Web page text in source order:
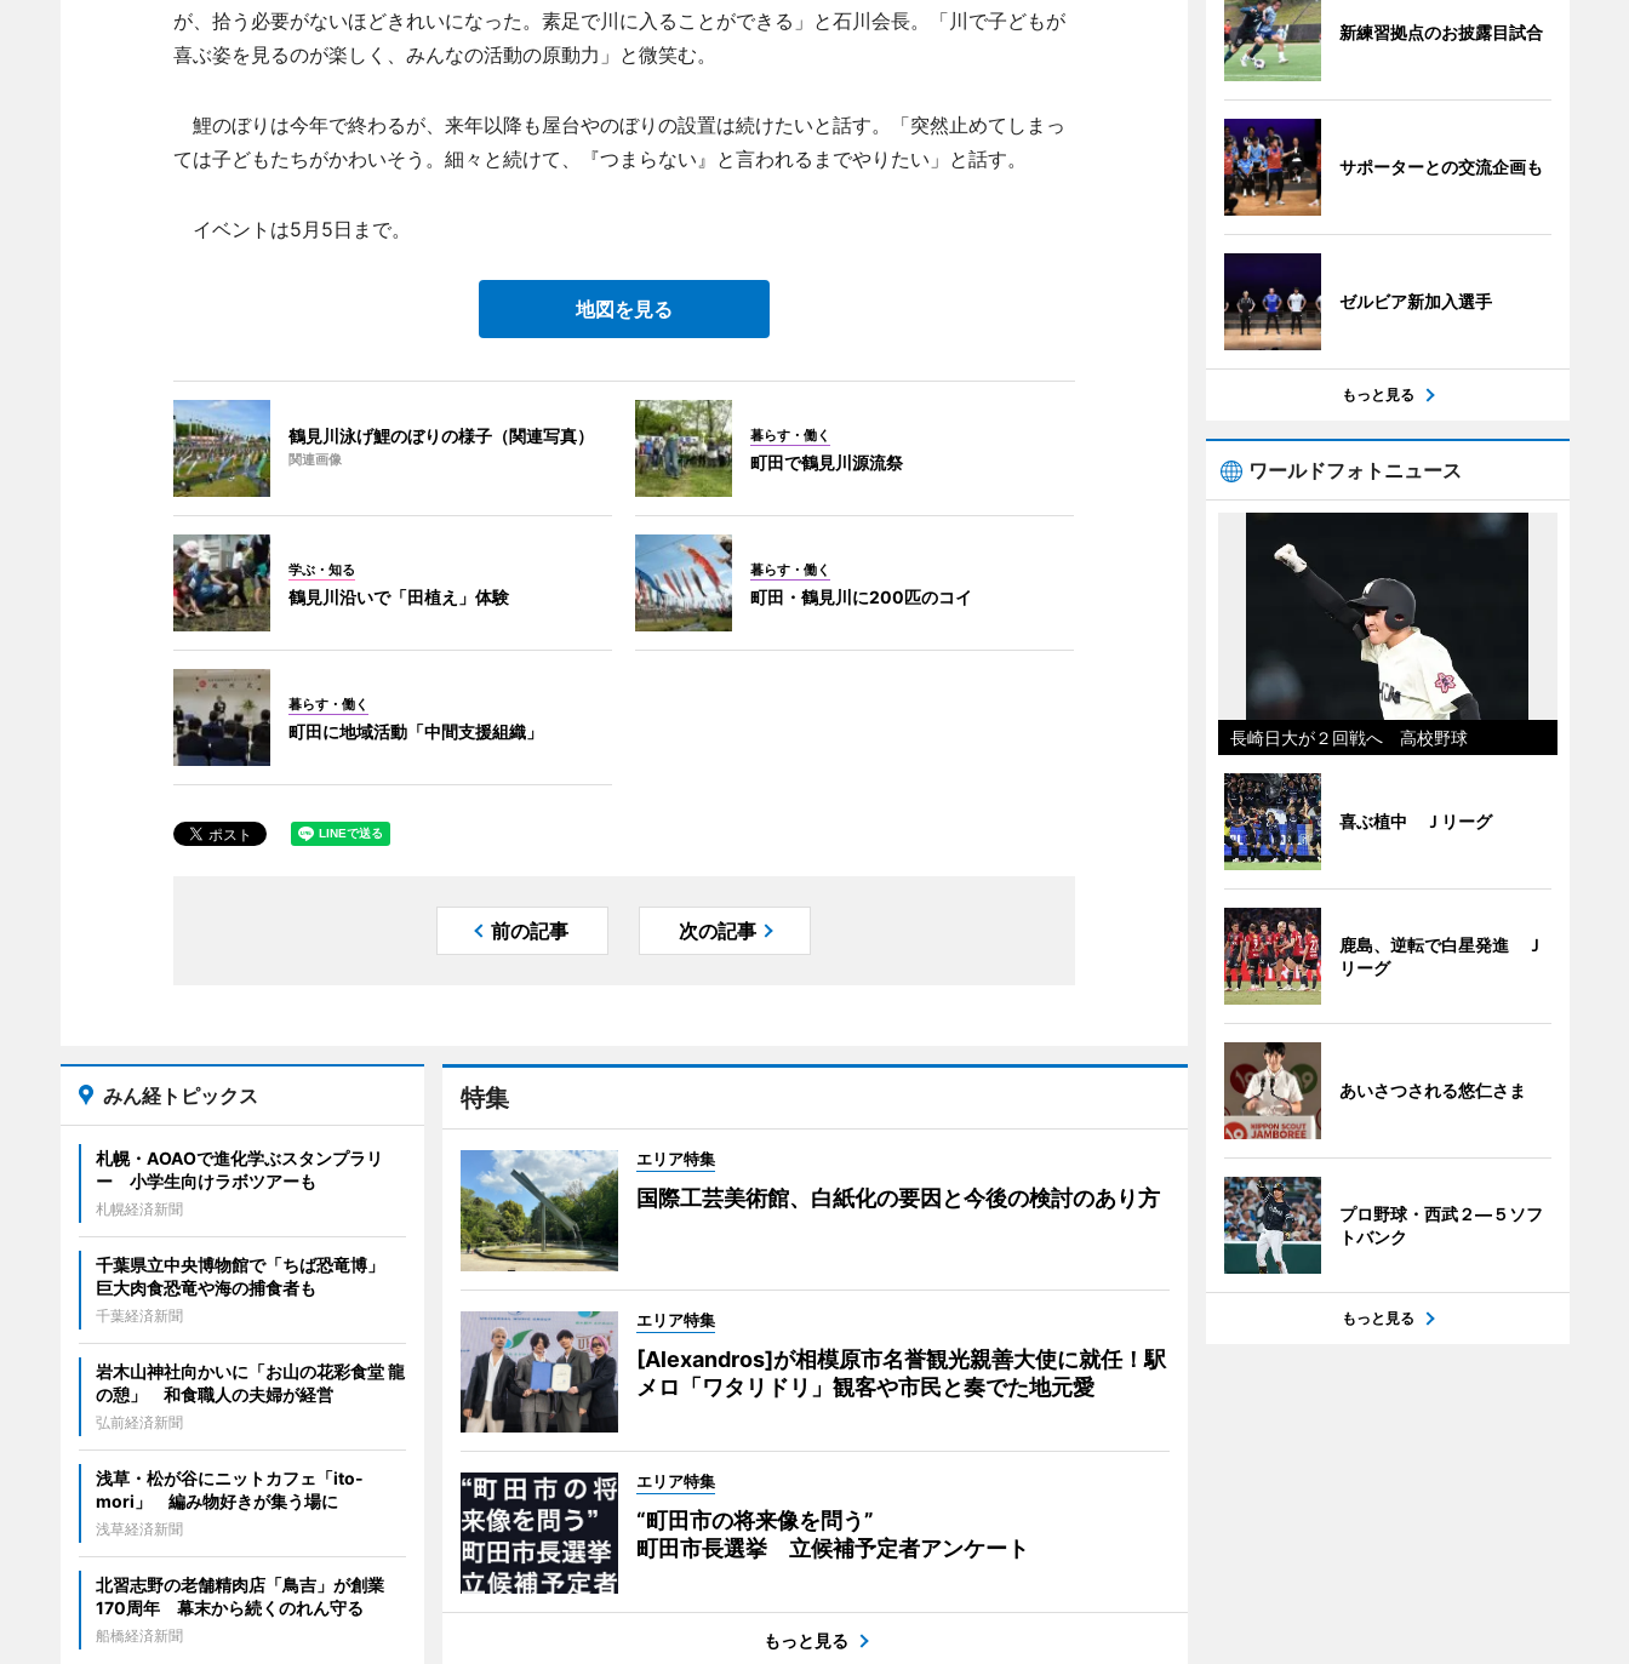
が、拾う必要がないほどきれいになった。素足で川に入ることができる」と石川会長。「川で子どもが
喜ぶ姿を見るのが楽しく、みんなの活動の原動力」と微笑む。
鯉のぼりは今年で終わるが、来年以降も屋台やのぼりの設置は続けたいと話す。「突然止めてしまっ
ては子どもたちがかわいそう。細々と続けて、『つまらない』と言われるまでやりたい」と話す。
イベントは5月5日まで。
地図を見る
鶴見川泳げ鯉のぼりの様子（関連写真）
関連画像
暮らす・働く
町田で鶴見川源流祭
学ぶ・知る
鶴見川沿いで「田植え」体験
暮らす・働く
町田・鶴見川に200匹のコイ
暮らす・働く
町田に地域活動「中間支援組織」
前の記事 次の記事
特集
エリア特集
国際工芸美術館、白紙化の要因と今後の検討のあり方
エリア特集
[Alexandros]が相模原市名誉観光親善大使に就任！駅
メロ「ワタリドリ」観客や市民と奏でた地元愛
エリア特集
“町田市の将来像を問う”
町田市長選挙 立候補予定者アンケート
もっと見る
みん経トピックス
札幌・AOAOで進化学ぶスタンプラリ
ー 小学生向けラボツアーも
札幌経済新聞
千葉県立中央博物館で「ちば恐竜博」
巨大肉食恐竜や海の捕食者も
千葉経済新聞
岩木山神社向かいに「お山の花彩食堂 龍
の憩」 和食職人の夫婦が経営
弘前経済新聞
浅草・松が谷にニットカフェ「ito-
mori」 編み物好きが集う場に
浅草経済新聞
北習志野の老舗精肉店「鳥吉」が創業
170周年 幕末から続くのれん守る
船橋経済新聞
新練習拠点のお披露目試合
サポーターとの交流企画も
ゼルビア新加入選手
もっと見る
ワールドフォトニュース
長崎日大が２回戦へ 高校野球
喜ぶ植中 Ｊリーグ
鹿島、逆転で白星発進 Ｊ
リーグ
あいさつされる悠仁さま
プロ野球・西武２―５ソフ
トバンク
もっと見る